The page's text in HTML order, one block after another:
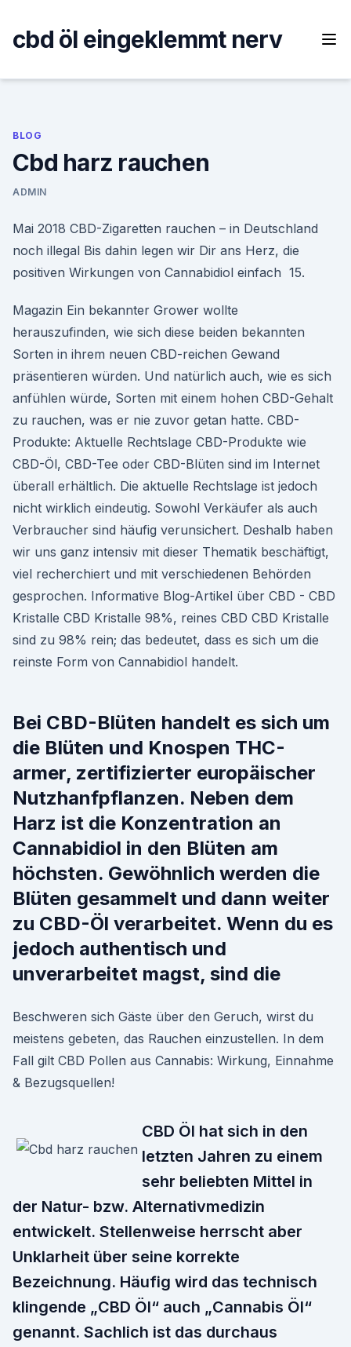
content
cbd öl eingeklemmt nerv
BLOG
Cbd harz rauchen
ADMIN
Mai 2018 CBD-Zigaretten rauchen – in Deutschland
noch illegal Bis dahin legen wir Dir ans Herz, die
positiven Wirkungen von Cannabidiol einfach 15.
Magazin Ein bekannter Grower wollte
herauszufinden, wie sich diese beiden bekannten
Sorten in ihrem neuen CBD-reichen Gewand
präsentieren würden. Und natürlich auch, wie es sich
anfühlen würde, Sorten mit einem hohen CBD-Gehalt
zu rauchen, was er nie zuvor getan hatte. CBD-
Produkte: Aktuelle Rechtslage CBD-Produkte wie
CBD-Öl, CBD-Tee oder CBD-Blüten sind im Internet
überall erhältlich. Die aktuelle Rechtslage ist jedoch
nicht wirklich eindeutig. Sowohl Verkäufer als auch
Verbraucher sind häufig verunsichert. Deshalb haben
wir uns ganz intensiv mit dieser Thematik beschäftigt,
viel recherchiert und mit verschiedenen Behörden
gesprochen. Informative Blog-Artikel über CBD - CBD
Kristalle CBD Kristalle 98%, reines CBD CBD Kristalle
sind zu 98% rein; das bedeutet, dass es sich um die
reinste Form von Cannabidiol handelt.
Bei CBD-Blüten handelt es sich um
die Blüten und Knospen THC-
armer, zertifizierter europäischer
Nutzhanfpflanzen. Neben dem
Harz ist die Konzentration an
Cannabidiol in den Blüten am
höchsten. Gewöhnlich werden die
Blüten gesammelt und dann weiter
zu CBD-Öl verarbeitet. Wenn du es
jedoch authentisch und
unverarbeitet magst, sind die
Beschweren sich Gäste über den Geruch, wirst du
meistens gebeten, das Rauchen einzustellen. In dem
Fall gilt CBD Pollen aus Cannabis: Wirkung, Einnahme
& Bezugsquellen!
CBD Öl hat sich in den
letzten Jahren zu einem
sehr beliebten Mittel in
der Natur- bzw. Alternativmedizin
entwickelt. Stellenweise herrscht aber
Unklarheit über seine korrekte
Bezeichnung. Häufig wird das technisch
klingende „CBD Öl“ auch „Cannabis Öl“
genannt. Sachlich ist das durchaus